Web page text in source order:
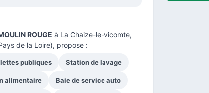
ROUGE à La Chaize-le-vicomte,
de la Loire), propose :
publiques Station de lavage
alimentaire Baie de service auto